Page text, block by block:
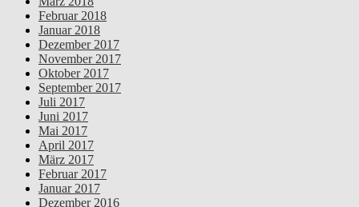
Februar 2018
Januar 2018
Dezember 2017
November 2017
Oktober 2017
September 2017
Juli 2017
Juni 2017
Mai 2017
April 2017
März 2017
Februar 2017
Januar 2017
Dezember 2016